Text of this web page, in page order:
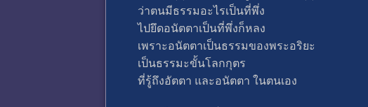
ว่าตนมีธรรมอะไรเป็นที่พึ่ง
ไปยึดอนัตตาเป็นที่พึ่งก็หลง
เพราะอนัตตาเป็นธรรมของพระอริยะ
เป็นธรรมะขั้นโลกกุตร
ที่รู้ถึงอัตตา และอนัตตา ในตนเอง